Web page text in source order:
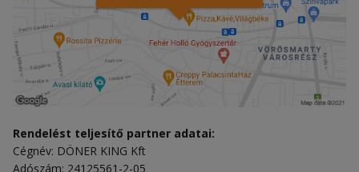
Rendelést teljesítő partner adatai:
Cégnév: DÖNER KING Kft
Adószám: 24125561-2-05